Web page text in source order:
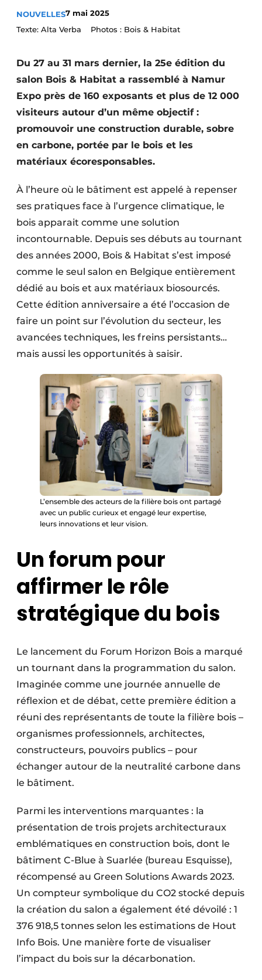
Podcasts
Privacy / Cookie statement
S’inscrire
S’inscrire
Termes et conditions
Video’s
NOUVELLES7 mai 2025
Texte: Alta Verba Photos : Bois & Habitat
Du 27 au 31 mars dernier, la 25e édition du
salon Bois & Habitat a rassemblé à Namur
Expo près de 160 exposants et plus de 12 000
visiteurs autour d’un même objectif :
promouvoir une construction durable, sobre
en carbone, portée par le bois et les
matériaux écoresponsables.
À l’heure où le bâtiment est appelé à repenser
ses pratiques face à l’urgence climatique, le
bois apparait comme une solution
incontournable. Depuis ses débuts au tournant
des années 2000, Bois & Habitat s’est imposé
comme le seul salon en Belgique entièrement
dédié au bois et aux matériaux biosourcés.
Cette édition anniversaire a été l’occasion de
faire un point sur l’évolution du secteur, les
avancées techniques, les freins persistants…
mais aussi les opportunités à saisir.
L’ensemble des acteurs de la filière bois ont partagé
avec un public curieux et engagé leur expertise,
leurs innovations et leur vision.
Un forum pour
affirmer le rôle
stratégique du bois
Le lancement du Forum Horizon Bois a marqué
un tournant dans la programmation du salon.
Imaginée comme une journée annuelle de
réflexion et de débat, cette première édition a
réuni des représentants de toute la filière bois –
organismes professionnels, architectes,
constructeurs, pouvoirs publics – pour
échanger autour de la neutralité carbone dans
le bâtiment.
Parmi les interventions marquantes : la
présentation de trois projets architecturaux
emblématiques en construction bois, dont le
bâtiment C-Blue à Suarlée (bureau Esquisse),
récompensé au Green Solutions Awards 2023.
Un compteur symbolique du CO2 stocké depuis
la création du salon a également été dévoilé : 1
376 918,5 tonnes selon les estimations de Hout
Info Bois. Une manière forte de visualiser
l’impact du bois sur la décarbonation.